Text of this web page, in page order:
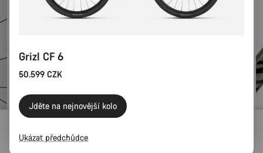
Grizl CF SL 6 AXS
Grizl CF 6
50.599 CZK
Jděte na nejnovější kolo
Ukázat předchůdce